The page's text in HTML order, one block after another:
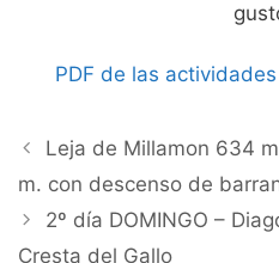
PDF de las
Leja de Millamon 634
m. con descenso de
2º día DOMINGO –
Cresta del Gallo